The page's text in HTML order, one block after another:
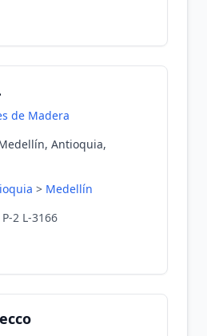
de Madera
Antioquia,
> Medellín
2 L-3166